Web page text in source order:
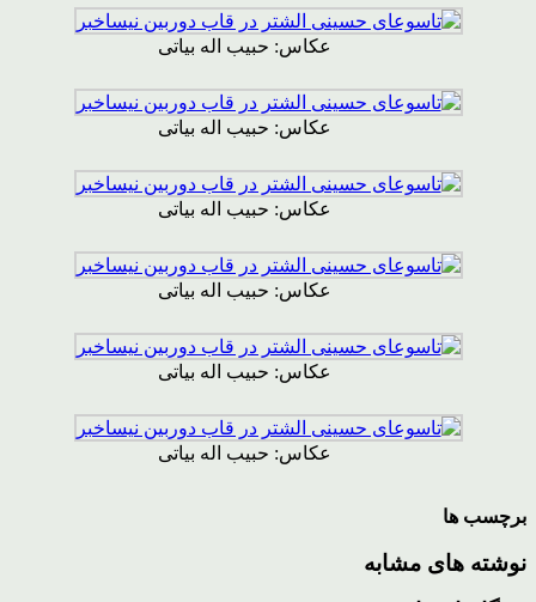
عکاس: حبیب اله بیاتی
عکاس: حبیب اله بیاتی
عکاس: حبیب اله بیاتی
عکاس: حبیب اله بیاتی
عکاس: حبیب اله بیاتی
عکاس: حبیب اله بیاتی
برچسب ها
نوشته های مشابه